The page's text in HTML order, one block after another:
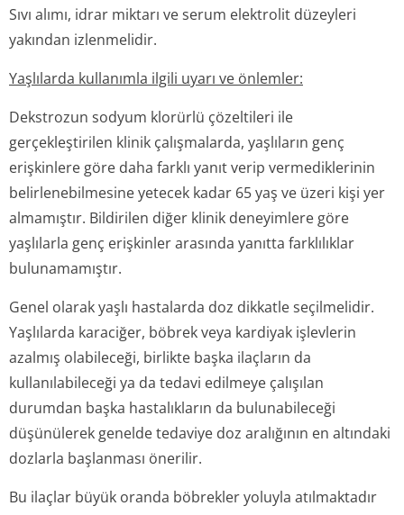
Sıvı alımı, idrar miktarı ve serum elektrolit düzeyleri
yakından izlenmelidir.
Yaşlılarda kullanımla ilgili uyarı ve önlemler:
Dekstrozun sodyum klorürlü çözeltileri ile
gerçekleştirilen klinik çalışmalarda, yaşlıların genç
erişkinlere göre daha farklı yanıt verip vermediklerinin
belirlenebilmesine yetecek kadar 65 yaş ve üzeri kişi yer
almamıştır. Bildirilen diğer klinik deneyimlere göre
yaşlılarla genç erişkinler arasında yanıtta farklılıklar
bulunamamıştır.
Genel olarak yaşlı hastalarda doz dikkatle seçilmelidir.
Yaşlılarda karaciğer, böbrek veya kardiyak işlevlerin
azalmış olabileceği, birlikte başka ilaçların da
kullanılabileceği ya da tedavi edilmeye çalışılan
durumdan başka hastalıkların da bulunabileceği
düşünülerek genelde tedaviye doz aralığının en altındaki
dozlarla başlanması önerilir.
Bu ilaçlar büyük oranda böbrekler yoluyla atılmaktadır